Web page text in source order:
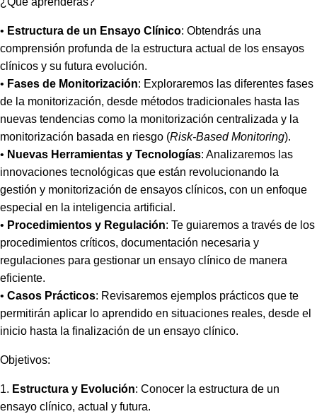
• Estructura de un Ensayo Clínico: Obtendrás una
comprensión profunda de la estructura actual de los ensayos
clínicos y su futura evolución.
• Fases de Monitorización: Exploraremos las diferentes fases
de la monitorización, desde métodos tradicionales hasta las
nuevas tendencias como la monitorización centralizada y la
monitorización basada en riesgo (Risk-Based Monitoring).
• Nuevas Herramientas y Tecnologías: Analizaremos las
innovaciones tecnológicas que están revolucionando la
gestión y monitorización de ensayos clínicos, con un enfoque
especial en la inteligencia artificial.
• Procedimientos y Regulación: Te guiaremos a través de los
procedimientos críticos, documentación necesaria y
regulaciones para gestionar un ensayo clínico de manera
eficiente.
• Casos Prácticos: Revisaremos ejemplos prácticos que te
permitirán aplicar lo aprendido en situaciones reales, desde el
inicio hasta la finalización de un ensayo clínico.
Objetivos:
1. Estructura y Evolución: Conocer la estructura de un
ensayo clínico, actual y futura.